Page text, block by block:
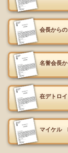
会長から
名誉会長
在デトロ
マイケル